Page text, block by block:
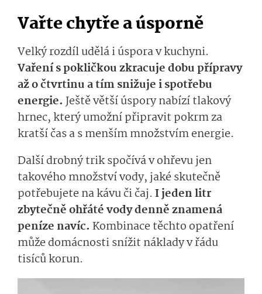
Vařte chytře a úsporně
Velký rozdíl udělá i úspora v kuchyni.
Vaření s pokličkou zkracuje dobu přípravy
až o čtvrtinu a tím snižuje i spotřebu
energie.Ještě větší úspory nabízí tlakový
hrnec, který umožní připravit pokrm za
kratší čas a s menším množstvím energie.
Další drobný trik spočívá v ohřevu jen
takového množství vody, jaké skutečně
potřebujete na kávu či čaj. I jeden litr
zbytečně ohřáté vody denně znamená
peníze navíc. Kombinace těchto opatření
může domácnosti snížit náklady v řádu
tisíců korun.